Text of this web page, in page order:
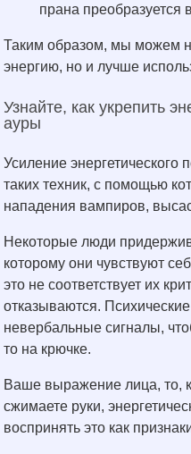
прана преобразуется
Таким образом, мы можем
энергию, но и лучше
Узнайте, как укрепить
ауры
Усиление энергетического
таких техник, с помощью
нападения вампиров,
Некоторые люди
которому они чувствуют
это не соответствует их
отказываются.
невербальные сигналы,
то на крючке.
Ваше выражение лица, то,
сжимаете руки,
воспринять это как